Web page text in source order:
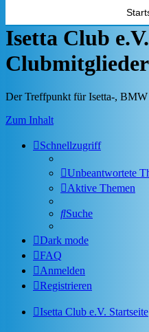
Isetta Club
Der Treffpunkt für Isetta-,
Zum Inhalt
Schnellzugriff
Unbeantwortete
Aktive Themen
Suche
Dark mode
FAQ
Anmelden
Registrieren
Isetta Club e.V. Startseite